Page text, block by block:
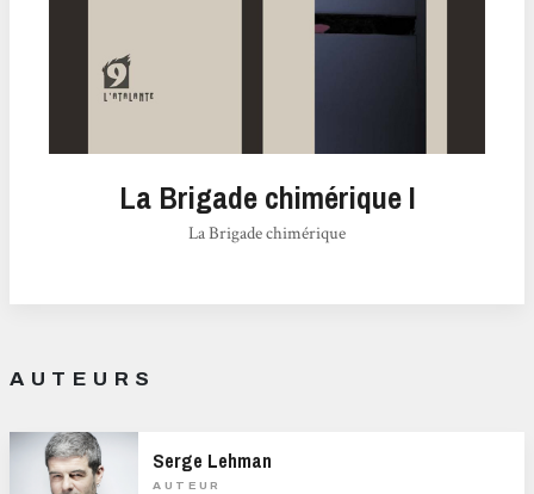
La Brigade chimérique I
La Brigade chimérique
AUTEURS
Serge Lehman
AUTEUR